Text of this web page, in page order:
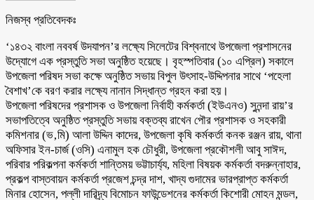
নিজস্ব প্রতিবেদকঃ
‘১৪৩২ বাংলা নববর্ষ উদযাপন’র লক্ষ্যে সিলেটের বিশ্বনাথে উপজেলা প্রশাসনের
উদ্যোগে এক প্রস্তুতি সভা অনুষ্ঠিত হয়েছে। বৃহস্পতিবার (১০ এপ্রিল) সকালে
উপজেলা পরিষদ সভা কক্ষে অনুষ্ঠিত সভায় বিপুল উৎসাহ-উদ্দিপনার সাথে ‘পহেলা
বৈশাখ’কে বরণ করার লক্ষ্যে নানান সিদ্ধান্ত গ্রহন করা হয়।
উপজেলা পরিষদের প্রশাসক ও উপজেলা নির্বাহী কর্মকর্তা (ইউএনও) সুনন্দা রায়’র
সভাপতিত্বে অনুষ্ঠিত প্রস্তুতি সভায় বক্তব্য রাখেন পৌর প্রশাসক ও সহকারী
কমিশনার (ভ‚মি) আলা উদ্দিন কাদের, উপজেলা কৃষি কর্মকর্তা কনক রঞ্জন রায়, থানা
অফিসার ইন-চার্জ (ওসি) এনামুল হক চৌধুরী, উপজেলা প্রকৌশলী আবু সাঈদ,
পরিবার পরিকল্পনা কর্মকর্তা শান্তিময় ভট্টাচার্য্য, মহিলা বিষয়ক কর্মকর্তা বদরুন্নাহার,
প্রকল্প বাস্তবায়ন কর্মকর্তা প্রজেশ চন্দ্র দাশ, খাদ্য গুদামের ভারপ্রাপ্ত কর্মকর্তা
মিনার হোসেন, পল্লী দারিদ্র্য বিমোচন ফাউন্ডেশনের কর্মকর্তা কিশোরী মোহন মন্ডল,